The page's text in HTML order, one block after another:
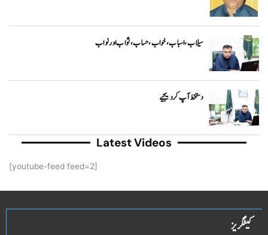
سیلاب، اسباب ،خواب ، حساب ، ثواب اور نواب
دستخط آپ کر دیجیے
Latest Videos
[youtube-feed feed=2]
کیٹگریز